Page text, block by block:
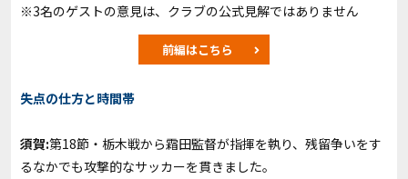
※3名のゲストの意見は、クラブの公式見解ではありません
前編はこちら
失点の仕方と時間帯
須賀:第18節・栃木戦から霜田監督が指揮を執り、残留争いをす
るなかでも攻撃的なサッカーを貫きました。